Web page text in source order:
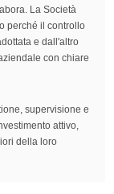
La Società
perché il controllo
e dall'altro
con chiare
supervisione e
attivo,
della loro